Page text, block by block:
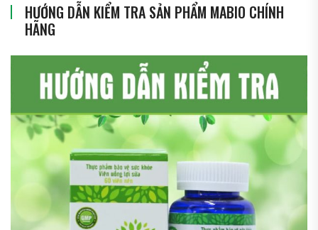
HƯỚNG DẪN KIỂM TRA SẢN PHẨM MABIO CHÍNH
HÃNG